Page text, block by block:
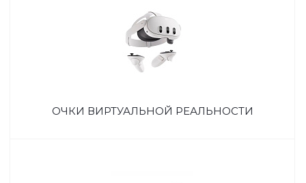
ОЧКИ ВИРТУАЛЬНОЙ РЕАЛЬНОСТИ